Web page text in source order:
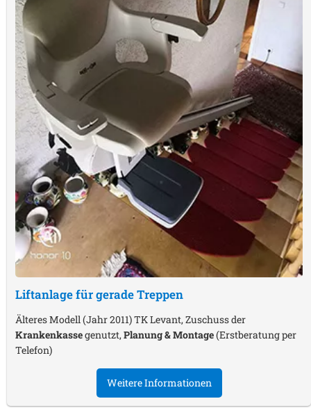
Liftanlage für gerade Treppen
Älteres Modell (Jahr 2011) TK Levant, Zuschuss der
Krankenkassegenutzt,Planung & Montage(Erstberatung per
Telefon)
Weitere Informationen